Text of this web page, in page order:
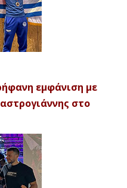
εμφάνιση με
στο